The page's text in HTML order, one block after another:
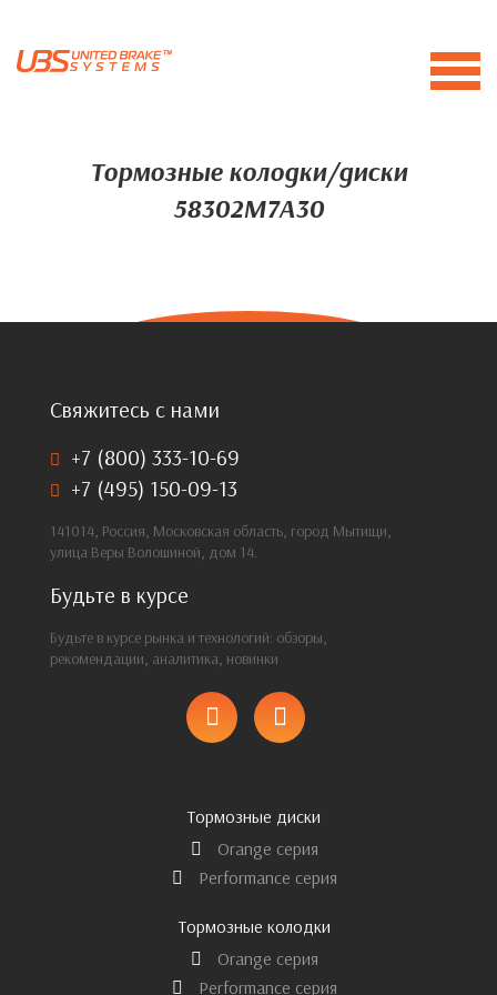
Тормозные колодки/диски
58302M7A30
Свяжитесь с нами
+7 (800) 333-10-69
+7 (495) 150-09-13
141014, Россия, Московская область, город Мытищи,
улица Веры Волошиной, дом 14.
Будьте в курсе
Будьте в курсе рынка и технологий: обзоры,
рекомендации, аналитика, новинки
Тормозные диски
Orange серия
Performance серия
Тормозные колодки
Orange серия
Performance серия